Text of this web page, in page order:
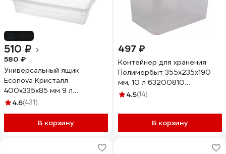
510 ₽
580 ₽
Универсальный ящик
Econova Кристалл
400х335х85 мм 9 л
бесцветный 431249401
4.6(431)
В корзину
497 ₽
Контейнер для хранения
Полимербыт 355х235х190
мм, 10 л 63200810
438100000
4.5(14)
В корзину